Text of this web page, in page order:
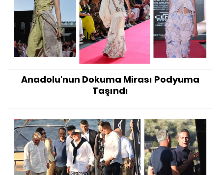
Anadolu'nun Dokuma Mirası Podyuma
Taşındı